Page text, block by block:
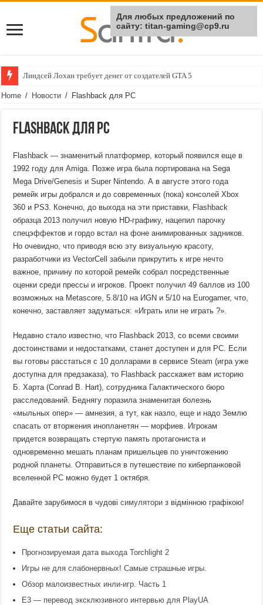
Линдсей Лохан требует денег от создателей GTA 5
Home / Новости / Flashback для РС
Flashback для РС
Flashback — знаменитый платформер, который появился еще в
1992 году для Amiga. Позже игра была портирована на Sega
Mega Drive/Genesis и Super Nintendo. А в августе этого года
ремейк игры добрался и до современных (пока) консолей Xbox
360 и PS3. Конечно, до выхода на эти приставки, Flashback
образца 2013 получил новую HD-графику, нацепил парочку
спецэффектов и гордо встал на фоне анимированных задников.
Но очевидно, что приводя всю эту визуальную красоту,
разработчики из VectorCell забыли прикрутить к игре нечто
важное, причину по которой ремейк собрал посредственные
оценки среди прессы и игроков. Проект получил 49 баллов из 100
возможных на Metascore, 5.8/10 на ИGN и 5/10 на Eurogamer, что,
конечно, заставляет задуматься: «Играть или не играть ?».
Недавно стало известно, что Flashback 2013, со всеми своими
достоинствами и недостатками, станет доступен и для РС. Если
вы готовы расстаться с 10 долларами в сервисе Steam (игра уже
доступна для предзаказа), то Flashback расскажет вам историю
Б. Харта (Conrad B. Hart), сотрудника Галактического бюро
расследований. Беднягу поразила знаменитая болезнь
«мыльных опер» — амнезия, а тут, как назло, еще и надо Землю
спасать от вторжения инопланетян — морфиев. Игрокам
придется возвращать стертую память протагониста и
одновременно мешать планам пришельцев по уничтожению
родной планеты. Отправиться в путешествие по киберпанковой
вселенной РС можно будет 1 октября.
Давайте зарубимося в чудовісимулятори з відмінною графікою!
Еще статьи сайта:
Прогнозируемая дата выхода Torchlight 2
Игры не для слабонервных! Самые страшные игры.
Обзор малоизвестных инли-игр. Часть 1
E3 — перевод эксклюзивного интервью для PlayUA
Для любых предложений по
сайту: titan-gaming@cp9.ru